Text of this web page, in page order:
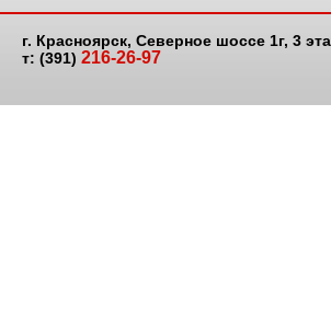
г. Красноярск, Северное шоссе 1г, 3
т: (391) 216-26-97